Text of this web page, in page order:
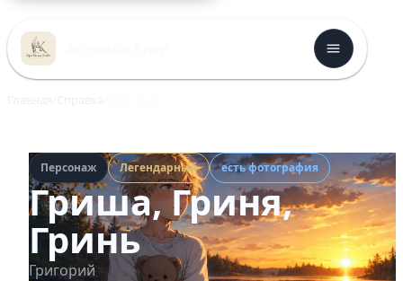
к
содержимому
Персонаж Легендарный есть фотография
Гриша, Гриня,
Гринь
Григорий